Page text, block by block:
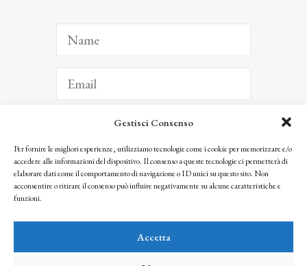
Gestisci Consenso
Per fornire le migliori esperienze, utilizziamo tecnologie come i cookie per memorizzare e/o
accedere alle informazioni del dispositivo. Il consenso a queste tecnologie ci permetterà di
elaborare dati come il comportamento di navigazione o ID unici su questo sito. Non
acconsentire o ritirare il consenso può influire negativamente su alcune caratteristiche e
funzioni.
Accetta
ISCRIVITI
Facendo clic per iscriverti, riconosci che le tue informazioni saranno trattate
seguendo la nostra Privacy Policy
© 2025 Istituto Matteucci. All right reserved
l’autorizzazione scritta dei proprietari dei diritti e dell’Istituto Matteucci